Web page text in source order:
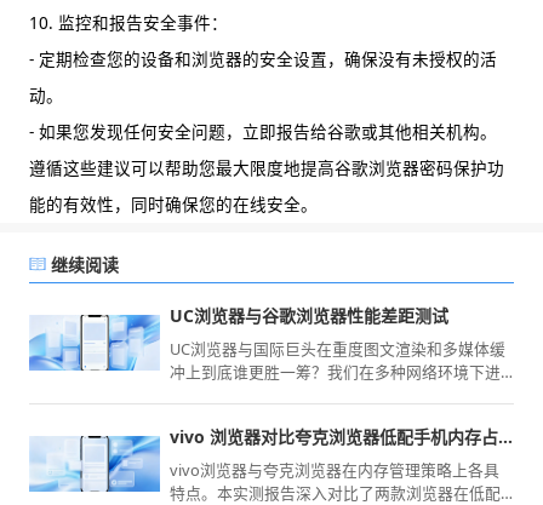
10. 监控和报告安全事件：
- 定期检查您的设备和浏览器的安全设置，确保没有未授权的活
动。
- 如果您发现任何安全问题，立即报告给谷歌或其他相关机构。
遵循这些建议可以帮助您最大限度地提高谷歌浏览器密码保护功
能的有效性，同时确保您的在线安全。
继续阅读
UC浏览器与谷歌浏览器性能差距测试
UC浏览器与国际巨头在重度图文渲染和多媒体缓
冲上到底谁更胜一筹？我们在多种网络环境下进
助您告别白屏。
vivo 浏览器对比夸克浏览器低配手机内存占用实测
vivo浏览器与夸克浏览器在内存管理策略上各具
特点。本实测报告深入对比了两款浏览器在低配